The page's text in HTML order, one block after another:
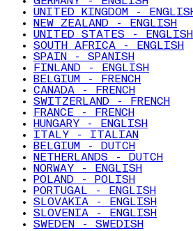
UNITED KINGDOM -
NEW ZEALAND - ENGLISH
UNITED STATES - ENGLISH
SOUTH AFRICA - ENGLISH
SPAIN - SPANISH
FINLAND - ENGLISH
BELGIUM - FRENCH
CANADA - FRENCH
SWITZERLAND - FRENCH
FRANCE - FRENCH
HUNGARY - ENGLISH
ITALY - ITALIAN
BELGIUM - DUTCH
NETHERLANDS - DUTCH
NORWAY - ENGLISH
POLAND - POLISH
PORTUGAL - ENGLISH
SLOVAKIA - ENGLISH
SLOVENIA - ENGLISH
SWEDEN - SWEDISH